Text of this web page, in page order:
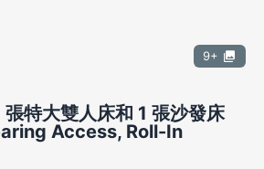
9+
張特大雙人床和 1 張沙發床
Access, Roll-In